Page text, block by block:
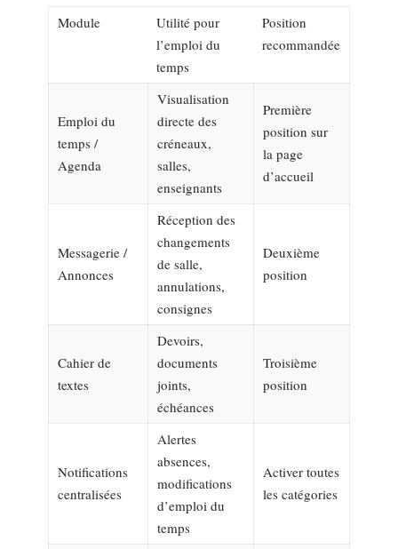
Module
Utilité pour
l’emploi du
temps
Position
recommandée
Emploi du
temps /
Agenda
Visualisation
directe des
créneaux,
salles,
enseignants
Première
position sur
la page
d’accueil
Messagerie /
Annonces
Réception des
changements
de salle,
annulations,
consignes
Deuxième
position
Cahier de
textes
Devoirs,
documents
joints,
échéances
Troisième
position
Notifications
centralisées
Alertes
absences,
modifications
d’emploi du
temps
Activer toutes
les catégories